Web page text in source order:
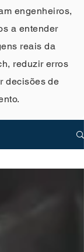
engenheiros,
a entender
reais da
reduzir erros
decisões de